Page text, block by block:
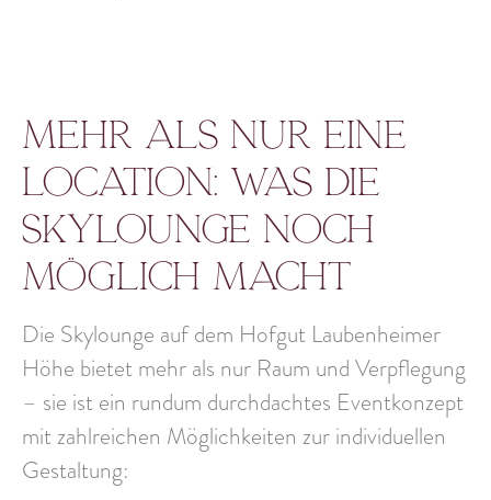
Mehr als nur eine
Location: was die
Skylounge noch
möglich macht
Die Skylounge auf dem Hofgut Laubenheimer
Höhe bietet mehr als nur Raum und Verpflegung
– sie ist ein rundum durchdachtes Eventkonzept
mit zahlreichen Möglichkeiten zur individuellen
Gestaltung: